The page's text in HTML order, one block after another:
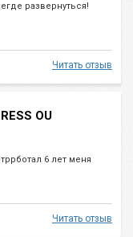
развернуться!
Читать отзыв
OU
6 лет меня
Читать отзыв